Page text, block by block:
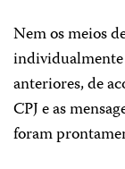
Nem os meios
individualmente
anteriores, de
CPJ e as
foram